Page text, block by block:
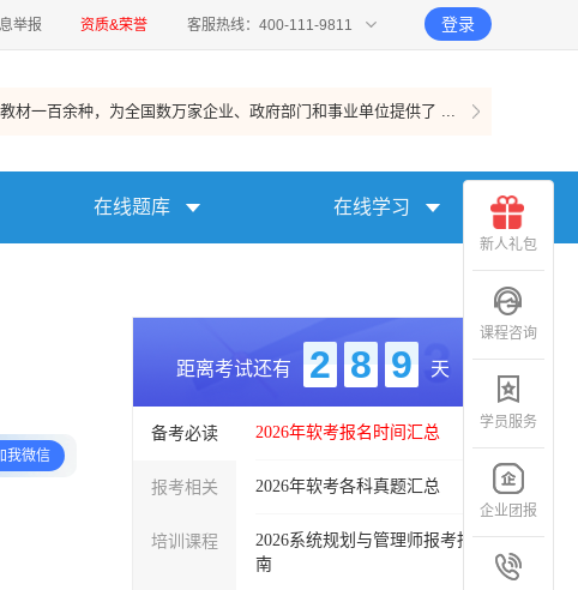
举报 资质&荣誉 客服热线：400-111-9811 登录
材一百余种，为全国数万家企业、政府部门和事业单位提供了 ...
在线题库 在线学习
我微信
距离考试还有 2 8 9 天
备考必读
报考相关
培训课程
2026年软考报名时间汇总
2026年软考各科真题汇总
2026系统规划与管理师报考指
南
新人礼包
课程咨询
学员服务
企业团报